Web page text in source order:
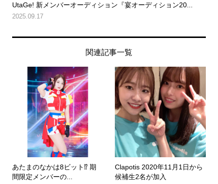
UtaGe! 新メンバーオーディション『宴オーディション20...
2025.09.17
関連記事一覧
あたまのなかは8ビット⁉︎ 期
間限定メンバーの...
Clapotis 2020年11月1日から
候補生2名が加入